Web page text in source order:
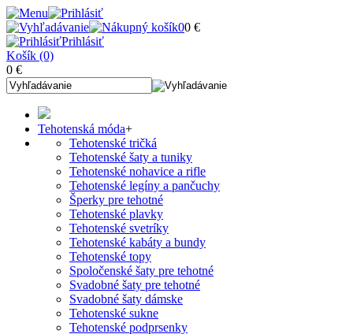
00 €
Prihlásiť
Košík (0)
0 €
Tehotenská móda+
Tehotenské tričká
Tehotenské šaty a tuniky
Tehotenské nohavice a rifle
Tehotenské legíny a pančuchy
Šperky pre tehotné
Tehotenské plavky
Tehotenské svetríky
Tehotenské kabáty a bundy
Tehotenské topy
Spoločenské šaty pre tehotné
Svadobné šaty pre tehotné
Svadobné šaty dámske
Tehotenské sukne
Tehotenské podprsenky